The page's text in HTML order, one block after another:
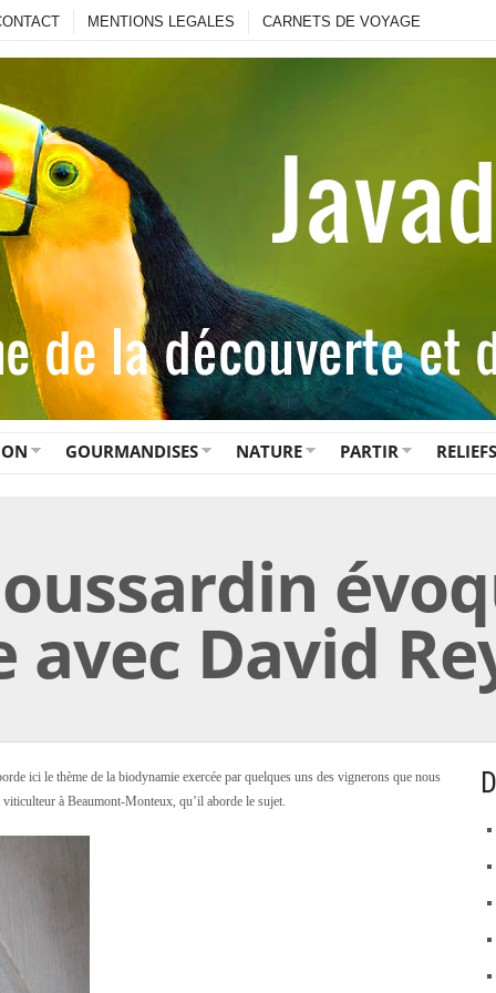
MENTIONS LEGALES CARNETS DE VOYAGE
GOURMANDISES NATURE PARTIR RELIEFS
David
ici le thème de la biodynamie exercée par quelques uns des vignerons que nous
à Beaumont-Monteux, qu’il aborde le sujet.